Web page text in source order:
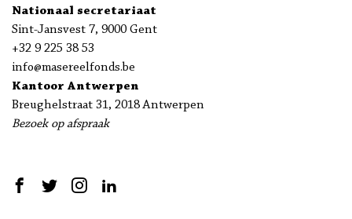
Nationaal secretariaat
Sint-Jansvest 7, 9000 Gent
+32 9 225 38 53
info@masereelfonds.be
Kantoor Antwerpen
Breughelstraat 31, 2018 Antwerpen
Bezoek op afspraak